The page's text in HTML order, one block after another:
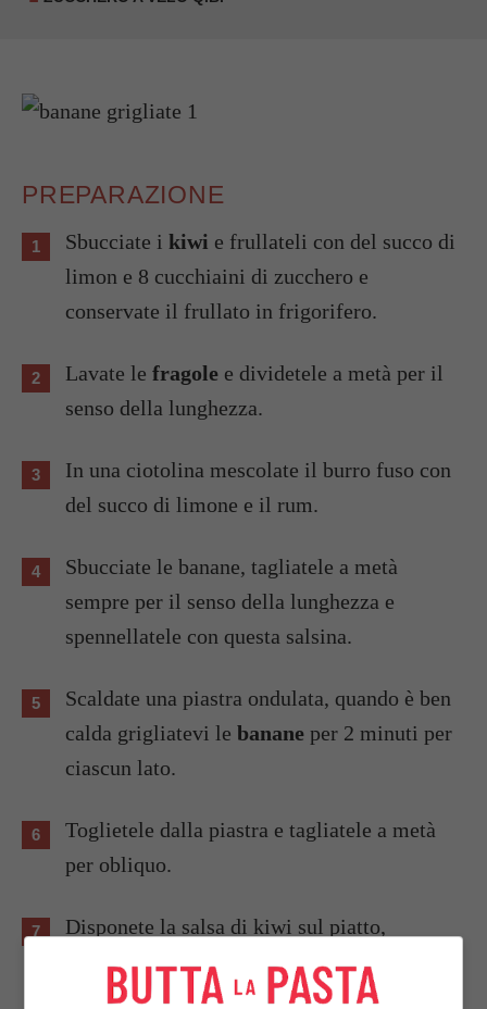
PREPARAZIONE
Sbucciate i kiwi e frullateli con del succo di
limon e 8 cucchiaini di zucchero e
conservate il frullato in frigorifero.
Lavate le fragole e dividetele a metà per il
senso della lunghezza.
In una ciotolina mescolate il burro fuso con
del succo di limone e il rum.
Sbucciate le banane, tagliatele a metà
sempre per il senso della lunghezza e
spennellatele con questa salsina.
Scaldate una piastra ondulata, quando è ben
calda grigliatevi le banane per 2 minuti per
ciascun lato.
Toglietele dalla piastra e tagliatele a metà
per obliquo.
Disponete la salsa di kiwi sul piatto,
poggiatevi sopra i trancetti di banana caldi e
terminate unendo le fragole.